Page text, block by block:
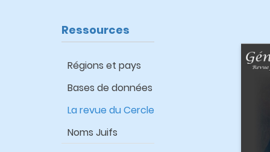
Ressources
Régions et pays
Bases de données
La revue du Cercle
Noms Juifs